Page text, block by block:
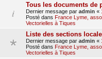
Tous les documents de
Dernier message par admin «
Posté dans France Lyme,
Vectorielles à Tiques
Liste des sections
Dernier message par admin «
Posté dans France Lyme,
Vectorielles à Tiques